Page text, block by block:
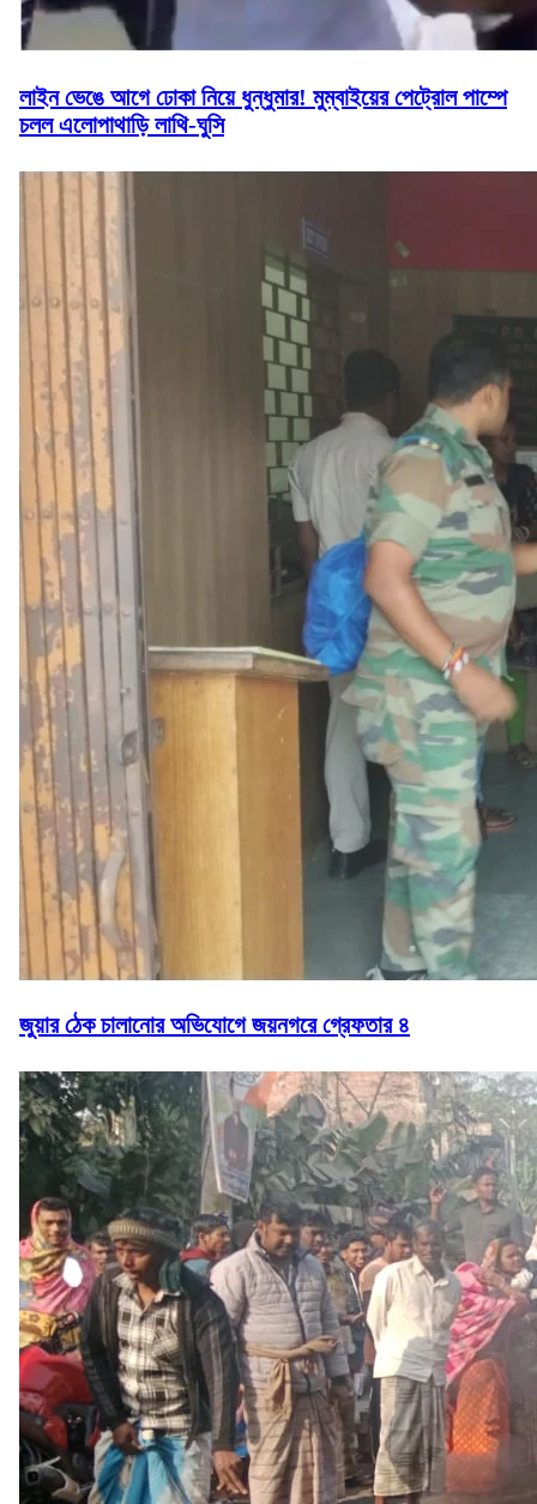
লাইন ভেঙে আগে ঢোকা নিয়ে ধুন্ধুমার! মুম্বাইয়ের পেট্রোল পাম্পে
চলল এলোপাথাড়ি লাথি-ঘুসি
জুয়ার ঠেক চালানোর অভিযোগে জয়নগরে গ্রেফতার ৪